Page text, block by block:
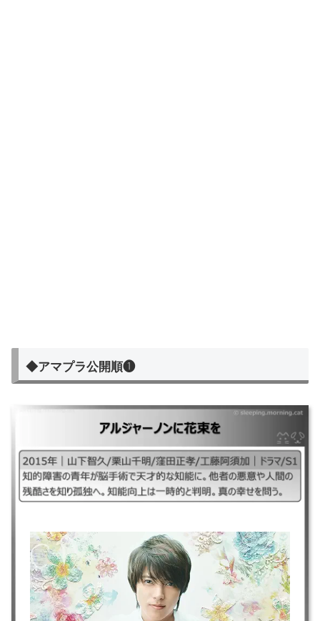
◆アマプラ公開順❶
｜2015年｜山下智久/栗山千明/窪田正孝/工藤阿須加｜ドラマ/S1 ｜知的障
害の青年が脳手術で天才的な知能に。他者の悪意や人間の残酷さを知り孤
独へ。知能向上は一時的と判明。真の幸せを問う。